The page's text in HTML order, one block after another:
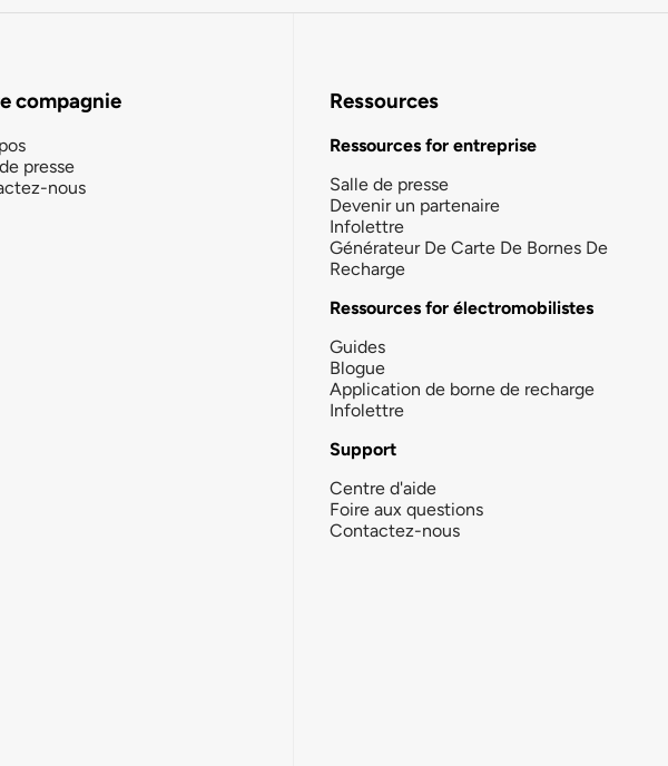
compagnie
presse
nous
Ressources
Ressources for entreprise
Salle de presse
Devenir un partenaire
Infolettre
Générateur De Carte De Bornes De
Recharge
Ressources for électromobilistes
Guides
Blogue
Application de borne de recharge
Infolettre
Support
Centre d'aide
Foire aux questions
Contactez-nous